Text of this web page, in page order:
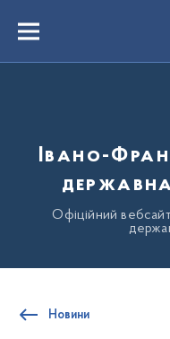
вмістуMenu
Івано-
Офіційний
Новини